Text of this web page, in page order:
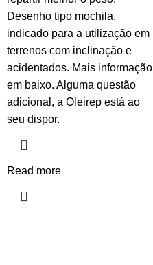
Desenho tipo mochila,
indicado para a utilização em
terrenos com inclinação e
acidentados. Mais informação
em baixo. Alguma questão
adicional, a Oleirep está ao
seu dispor.
Read more